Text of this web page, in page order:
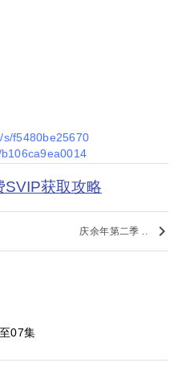
f5480be25670
SVIP获取攻略
庆余年第二季 .. keyboard_arrow_right
07集